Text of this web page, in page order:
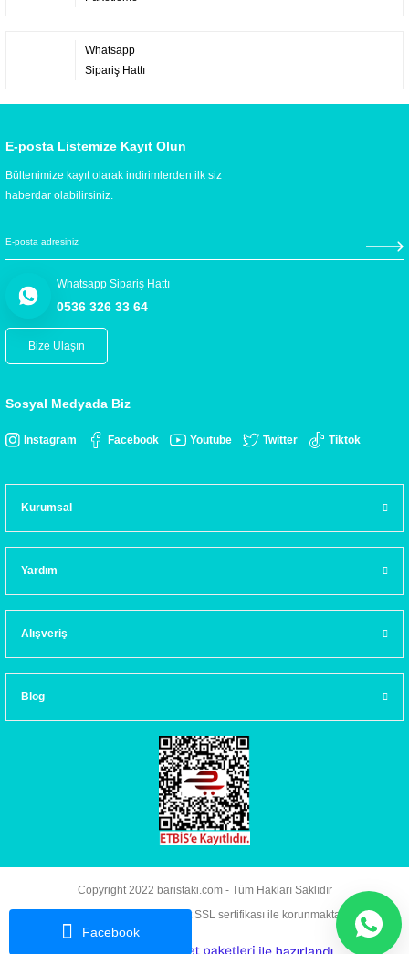
Facebook
Whatsapp
Sipariş Hattı
E-posta Listemize Kayıt Olun
Bültenimize kayıt olarak indirimlerden ilk siz
haberdar olabilirsiniz.
Whatsapp Sipariş Hattı
0536 326 33 64
Bize Ulaşın
Sosyal Medyada Biz
Instagram Facebook Youtube Twitter Tiktok
Kurumsal
Yardım
Alışveriş
Blog
Copyright 2022 baristaki.com - Tüm Hakları Saklıdır
Kredi kartı bilgileriniz 256bit SSL sertifikası ile korunmaktadır.
e- ile